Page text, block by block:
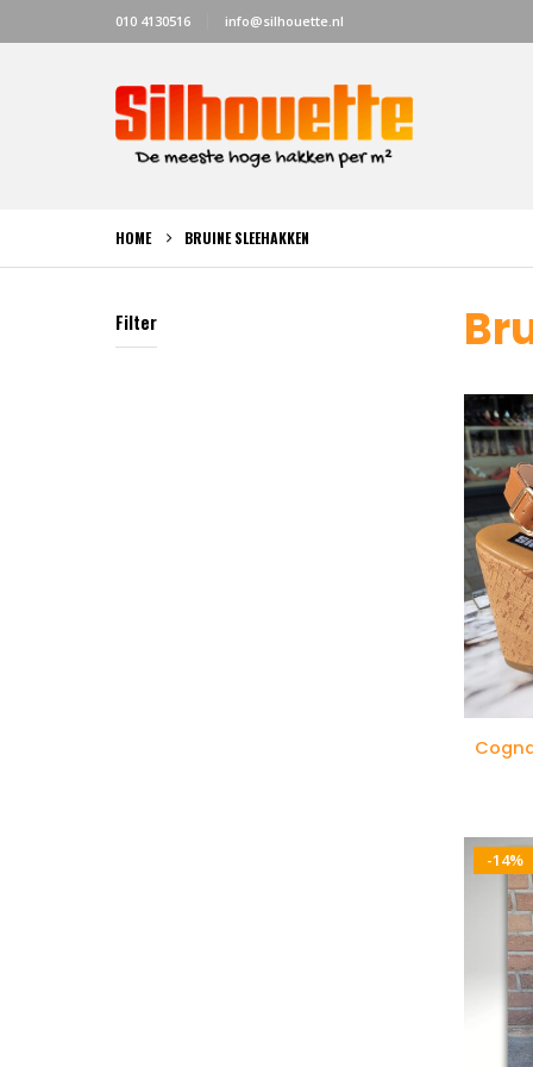
010 4130516 info@silhouette.nl
HOME BRUINE SLEEHAKKEN
-14%
Filter